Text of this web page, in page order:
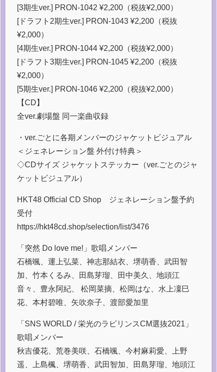
[3期生ver.] PRON-1042 ¥2,200（税抜¥2,000）
[ドラフト2期生ver.] PRON-1043 ¥2,200（税抜
¥2,000）
[4期生ver.] PRON-1044 ¥2,200（税抜¥2,000）
[ドラフト3期生ver.] PRON-1045 ¥2,200（税抜
¥2,000）
[5期生ver.] PRON-1046 ¥2,200（税抜¥2,000）
【CD】
全ver.劇場盤 同一楽曲収録
・ver.ごとに各期メンバーのジャケットビジュアル
＜ジェネレーション盤 外付け特典＞
◇CDサイズ ジャケットステッカー（ver.ごとのジャ
ケットビジュアル）
HKT48 Official CD Shop ジェネレーション盤予約
受付
https://hkt48cd.shop/selection/list/3476
「突然 Do love me!」歌唱メンバー
石橋颯、運上弘菜、神志那結衣、堺萌香、武田智
加、竹本くるみ、田島芽瑠、田中美久、地頭江
音々、豊永阿紀、 松岡菜摘、松岡はな、水上凜巳
花、本村碧唯、矢吹奈子、渡部愛加里
「SNS WORLD / 栄光のラビリンスCM選抜2021」
歌唱メンバー
秋吉優花、荒巻美咲、石橋颯、今村麻莉愛、上野
遥、上島楓、堺萌香、武田智加、田島芽瑠、地頭江